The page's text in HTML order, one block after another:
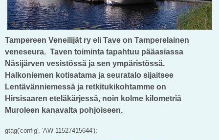
Tampereen Veneilijät ry eli Tave on Tamperelainen
veneseura. Taven toiminta tapahtuu pääasiassa
Näsijärven vesistössä ja sen ympäristössä.
Halkoniemen kotisatama ja seuratalo sijaitsee
Lentävänniemessä ja retkitukikohtamme on
Hirsisaaren eteläkärjessä, noin kolme kilometriä
Muroleen kanavalta pohjoiseen.
gtag('config', 'AW-11527415644');